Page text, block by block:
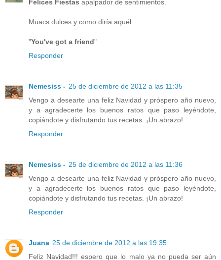
Felices Fiestas apalpador de sentimientos.
Muacs dulces y como diría aquél:
"You've got a friend"
Responder
Nemesiss - 25 de diciembre de 2012 a las 11:35
Vengo a desearte una feliz Navidad y próspero año nuevo,
y a agradecerte los buenos ratos que paso leyéndote,
copiándote y disfrutando tus recetas. ¡Un abrazo!
Responder
Nemesiss - 25 de diciembre de 2012 a las 11:36
Vengo a desearte una feliz Navidad y próspero año nuevo,
y a agradecerte los buenos ratos que paso leyéndote,
copiándote y disfrutando tus recetas. ¡Un abrazo!
Responder
Juana 25 de diciembre de 2012 a las 19:35
Feliz Navidad!!! espero que lo malo ya no pueda ser aún